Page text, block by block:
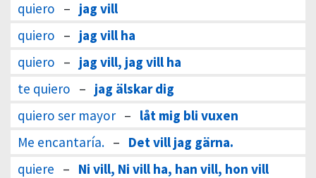
quiero – jag vill
quiero – jag vill ha
quiero – jag vill, jag vill ha
te quiero – jag älskar dig
quiero ser mayor – låt mig bli vuxen
Me encantaría. – Det vill jag gärna.
quiere – Ni vill, Ni vill ha, han vill, hon vill